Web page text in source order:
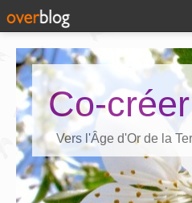
Co-
Vers l'Âge d'Or de la